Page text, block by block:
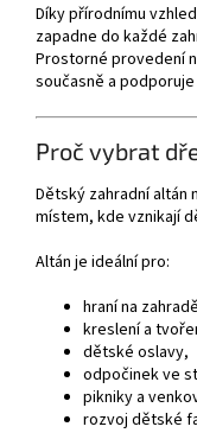
Díky přírodnímu
zapadne do každé
Prostorné provedení
současně a
Proč vybrat
Dětský zahradní altán
místem, kde vznikají
Altán je ideální pro:
hraní na
kreslení a
dětské oslavy,
odpočinek ve
pikniky a
rozvoj dětské